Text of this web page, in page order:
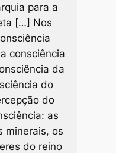
para a
[…] Nos
consciência
da
do
do
as
minerais, os
do reino